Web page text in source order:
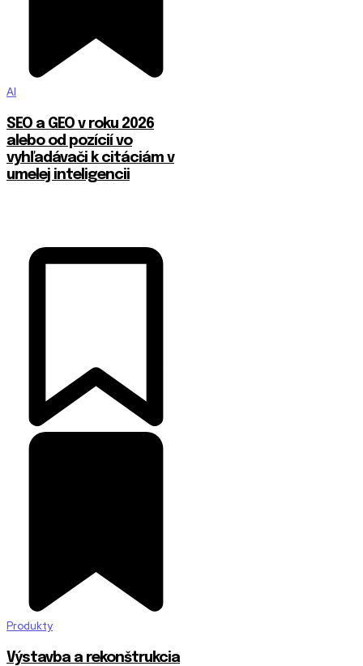
AI
SEO a GEO v roku 2026
alebo od pozícií vo
vyhľadávači k citáciám v
umelej inteligencii
Produkty
Výstavba a rekonštrukcia